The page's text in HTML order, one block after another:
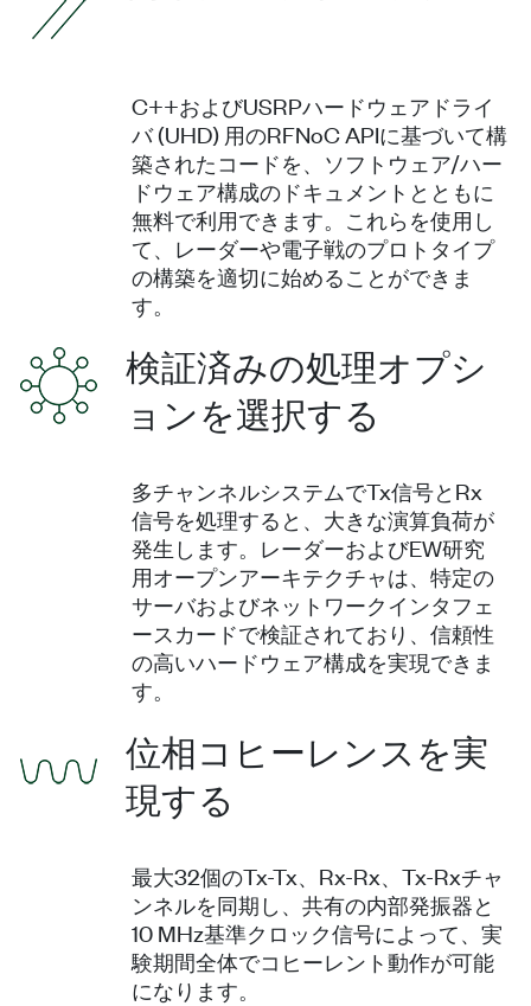
C++およびUSRPハードウェアドライ
バ (UHD) 用のRFNoC APIに基づいて構
築されたコードを、ソフトウェア/ハー
ドウェア構成のドキュメントとともに
無料で利用できます。これらを使用し
て、レーダーや電子戦のプロトタイプ
の構築を適切に始めることができま
す。
検証済みの処理オプシ
ョンを選択する
多チャンネルシステムでTx信号とRx
信号を処理すると、大きな演算負荷が
発生します。レーダーおよびEW研究
用オープンアーキテクチャは、特定の
サーバおよびネットワークインタフェ
ースカードで検証されており、信頼性
の高いハードウェア構成を実現できま
す。
位相コヒーレンスを実
現する
最大32個のTx-Tx、Rx-Rx、Tx-Rxチャ
ンネルを同期し、共有の内部発振器と
10 MHz基準クロック信号によって、実
験期間全体でコヒーレント動作が可能
になります。